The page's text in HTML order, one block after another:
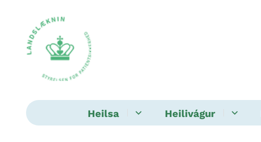
Heilsa Heilivágur